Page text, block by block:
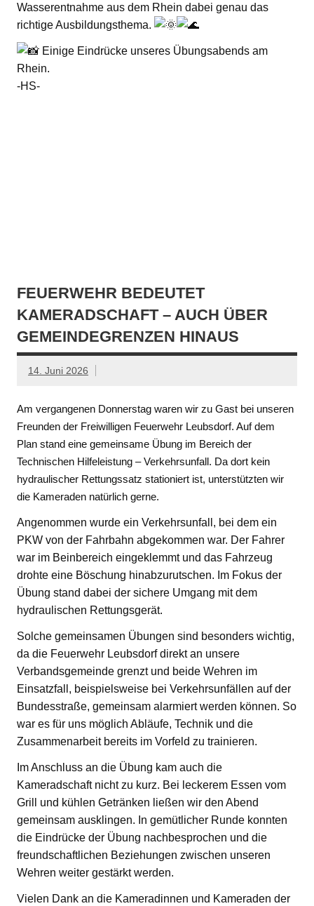
Wasserentnahme aus dem Rhein dabei genau das
richtige Ausbildungsthema.
Einige Eindrücke unseres Übungsabends am
Rhein.
-HS-
FEUERWEHR BEDEUTET
KAMERADSCHAFT – AUCH ÜBER
GEMEINDEGRENZEN HINAUS
14. Juni 2026
Am vergangenen Donnerstag waren wir zu Gast bei unseren
Freunden der Freiwilligen Feuerwehr Leubsdorf. Auf dem
Plan stand eine gemeinsame Übung im Bereich der
Technischen Hilfeleistung – Verkehrsunfall. Da dort kein
hydraulischer Rettungssatz stationiert ist, unterstützten wir
die Kameraden natürlich gerne.
Angenommen wurde ein Verkehrsunfall, bei dem ein
PKW von der Fahrbahn abgekommen war. Der Fahrer
war im Beinbereich eingeklemmt und das Fahrzeug
drohte eine Böschung hinabzurutschen. Im Fokus der
Übung stand dabei der sichere Umgang mit dem
hydraulischen Rettungsgerät.
Solche gemeinsamen Übungen sind besonders wichtig,
da die Feuerwehr Leubsdorf direkt an unsere
Verbandsgemeinde grenzt und beide Wehren im
Einsatzfall, beispielsweise bei Verkehrsunfällen auf der
Bundesstraße, gemeinsam alarmiert werden können. So
war es für uns möglich Abläufe, Technik und die
Zusammenarbeit bereits im Vorfeld zu trainieren.
Im Anschluss an die Übung kam auch die
Kameradschaft nicht zu kurz. Bei leckerem Essen vom
Grill und kühlen Getränken ließen wir den Abend
gemeinsam ausklingen. In gemütlicher Runde konnten
die Eindrücke der Übung nachbesprochen und die
freundschaftlichen Beziehungen zwischen unseren
Wehren weiter gestärkt werden.
Vielen Dank an die Kameradinnen und Kameraden der